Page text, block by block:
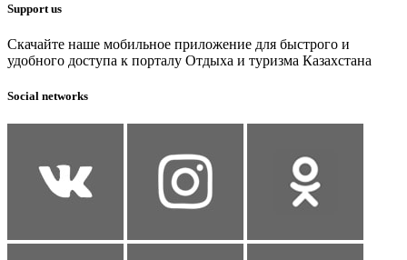
Support us
Скачайте наше мобильное приложение для быстрого и
удобного доступа к порталу Отдыха и туризма Казахстана
Social networks